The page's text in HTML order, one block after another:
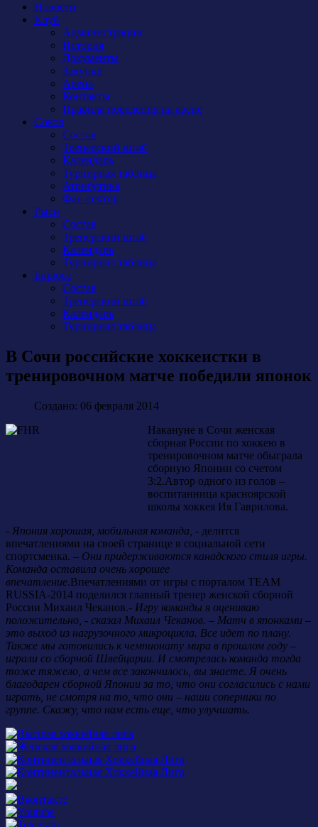
Новости
Клуб
Администрация
История
Документы
Закупки
Арена
Контакты
Правила поведения на арене
Сокол
Состав
Тренерский штаб
Календарь
Турнирная таблица
Атрибутика
Фан-сектор
Рыси
Состав
Тренерский штаб
Календарь
Турнирная таблица
Бирюса
Состав
Тренерский штаб
Календарь
Турнирная таблица
В Сочи российские хоккеистки в
тренировочном матче победили японок
Создано: 06 февраля 2014
Накануне в Сочи женская
сборная России по хоккею в
тренировочном матче обыграла
сборную Японии со счетом
3:2.Автор одного из голов –
воспитанница красноярской
школы хоккея Ия Гаврилова.
- Япония хорошая, мобильная команда, - делится
впечатлениями на своей странице в социальной сети
спортсменка. – Они придерживаются канадского стиля игры.
Команда оставила очень хорошее
впечатление.Впечатлениями от игры с порталом TEAM
RUSSIA-2014 поделился главный тренер женской сборной
России Михаил Чеканов.- Игру команды я оцениваю
положительно, - сказал Михаил Чеканов. – Матч в японками –
это выход из нагрузочного микроцикла. Все идет по плану.
Также мы готовились к чемпионату мира в прошлом году –
играли со сборной Швейцарии. И смотрелась команда тогда
тоже тяжело, а чем все закончилось, вы знаете. Я очень
благодарен сборной Японии за то, что они согласились с нами
играть, не смотря на то, что они – наши соперники по
группе. Скажу, что нам есть еще, что улучшать.